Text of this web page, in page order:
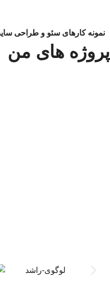
نمونه کارهای سئو و طراحی
های من